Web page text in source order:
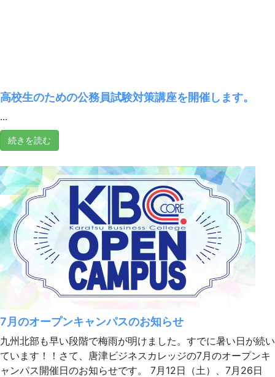
高校生のための公務員試験対策講座を開催します。
...
続きを読む
7月のオープンキャンパスのお知らせ
九州北部も早い段階で梅雨が明けました。すでに暑い日が続い
ています！！さて、唐津ビジネスカレッジの7月のオープンキ
ャンパス開催日のお知らせです。 7月12日（土）、7月26日